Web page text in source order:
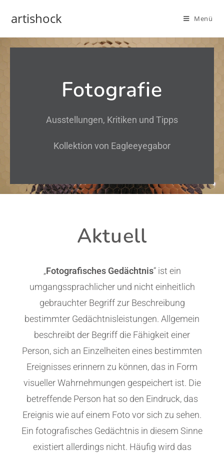
artishock Menü
Fotografie
Ausstellungen, Kritiken und Tipps
Kollektion von Eagleeyegabor
Aktuell
„Fotografisches Gedächtnis“ ist ein
umgangssprachlicher und nicht einheitlich
gebrauchter Begriff zur Beschreibung
bestimmter Gedächtnisleistungen. Allgemein
beschreibt der Begriff die Fähigkeit einer
Person, sich an Einzelheiten eines bestimmten
Ereignisses erinnern zu können, das in Form
visueller Wahrnehmungen gespeichert ist. Die
betreffende Person hat so den Eindruck, das
Ereignis wie auf einem Foto vor sich zu sehen.
Ein fotografisches Gedächtnis in diesem Sinne
existiert allerdings nicht. Häufig wird das